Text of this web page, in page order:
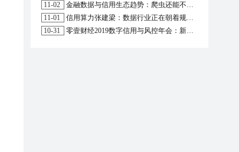
11-02
金融数据与信用生态趋势：爬虫还能不能用？区块链能解决哪些问题？
11-01
信用算力张建梁：数据行业正在朝着规范化方向演进，数据确权是数据开放的前提
10-31
零壹财经2019数字信用与风控年会：新形势下行业的机遇与挑战